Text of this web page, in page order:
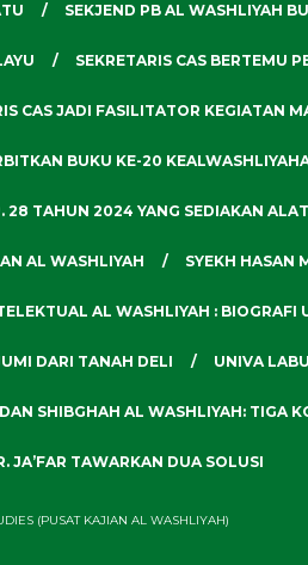
SEKJEND PB AL WASHLIYAH
SEKRETARIS CAS BERTEMU
CAS JADI FASILITATOR KEGIATAN
BUKU KE-20
TAHUN 2024 YANG SEDIAKAN
AL WASHLIYAH SYEKH HASAN
AL WASHLIYAH :
DARI TANAH DELI UNIVA
SHIBGHAH AL WASHLIYAH: TIGA
JA’FAR TAWARKAN DUA SOLUSI
(PUSAT KAJIAN AL WASHLIYAH)